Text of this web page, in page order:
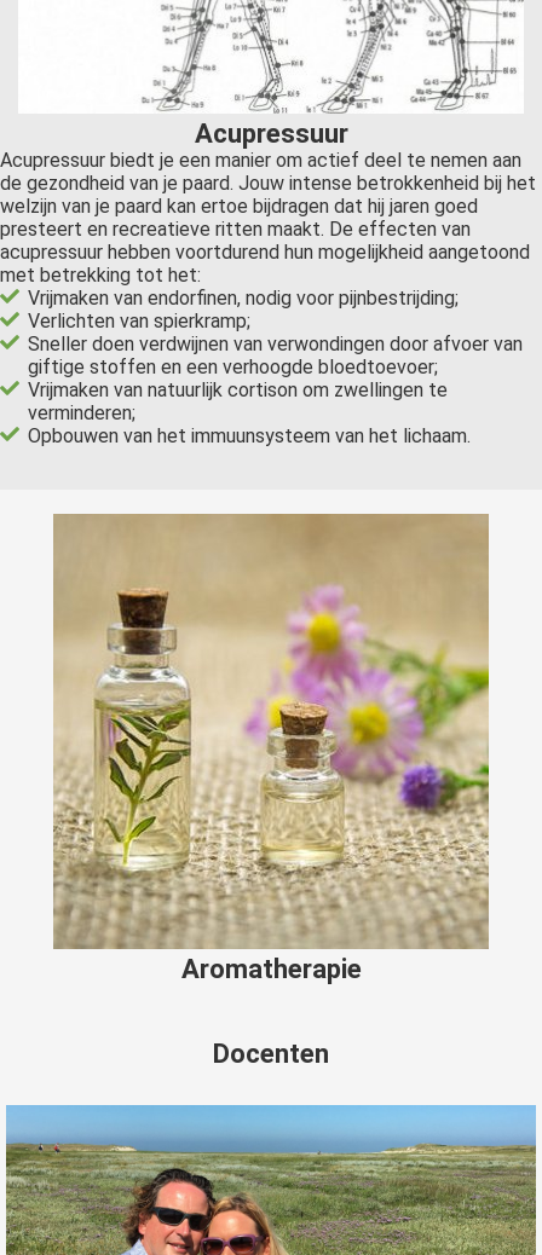
Acupressuur
Acupressuur biedt je een manier om actief deel te nemen aan
de gezondheid van je paard. Jouw intense betrokkenheid bij het
welzijn van je paard kan ertoe bijdragen dat hij jaren goed
presteert en recreatieve ritten maakt. De effecten van
acupressuur hebben voortdurend hun mogelijkheid aangetoond
met betrekking tot het:
Vrijmaken van endorfinen, nodig voor pijnbestrijding;
Verlichten van spierkramp;
Sneller doen verdwijnen van verwondingen door afvoer van
giftige stoffen en een verhoogde bloedtoevoer;
Vrijmaken van natuurlijk cortison om zwellingen te
verminderen;
Opbouwen van het immuunsysteem van het lichaam.
Aromatherapie
Docenten